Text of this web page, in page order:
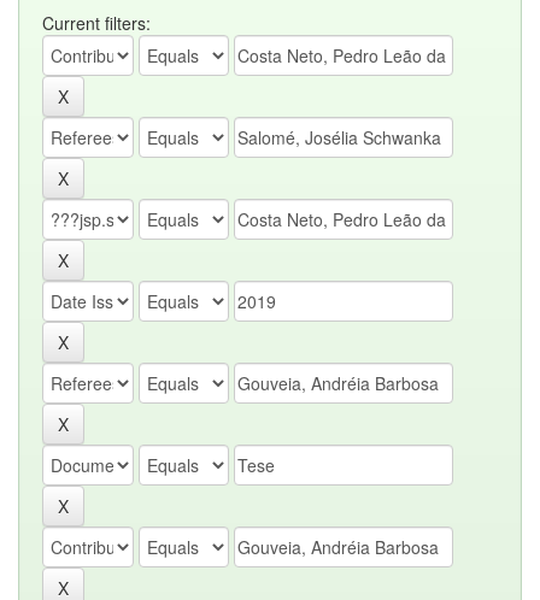
Current filters: